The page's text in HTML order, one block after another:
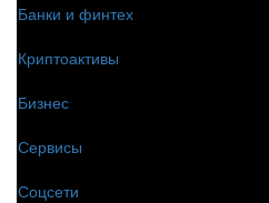
Банки и финтех
Криптоактивы
Бизнес
Сервисы
Соцсети